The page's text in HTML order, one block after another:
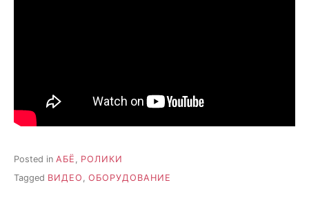
Posted in АБЁ , РОЛИКИ
Tagged ВИДЕО ОБОРУДОВАНИЕ